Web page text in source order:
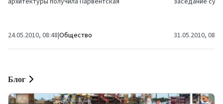
24.05.2010, 08:48|Общество
31.05.2010, 08:00
Блог